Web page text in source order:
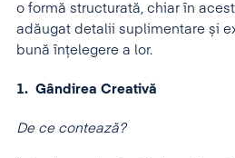
o formă structurată, chiar în
adăugat detalii suplimentare și
bună înțelegere a lor.
1. Gândirea Creativă
De ce contează?